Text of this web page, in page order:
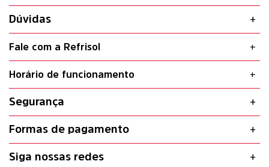
Dúvidas
Fale com a Refrisol
Horário de funcionamento
Segurança
Formas de pagamento
Siga nossas redes